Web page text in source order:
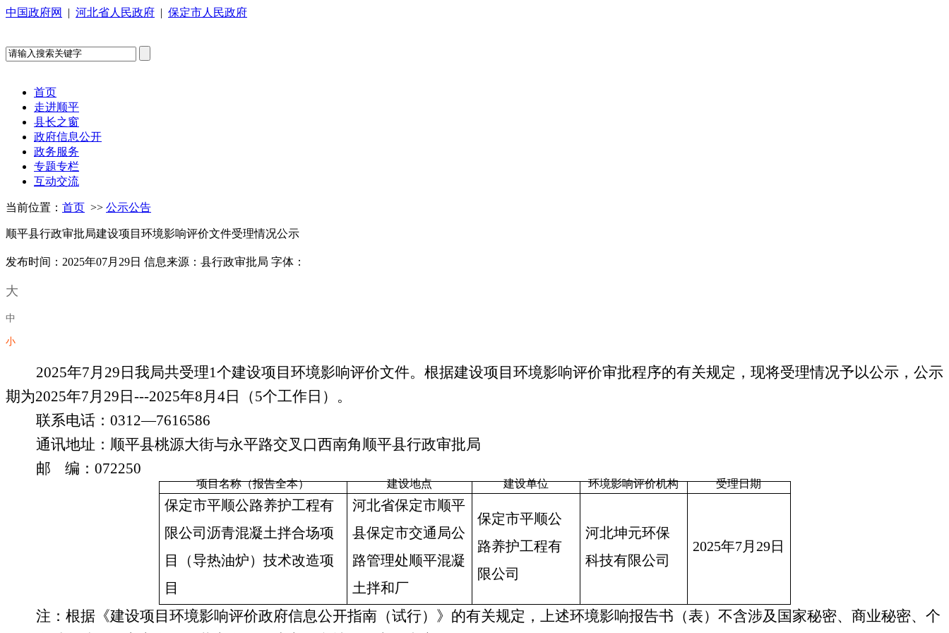
中国政府网 | 河北省人民政府 | 保定市人民政府
首页
走进顺平
县长之窗
政府信息公开
政务服务
专题专栏
互动交流
当前位置： 首页 >> 公示公告
顺平县行政审批局建设项目环境影响评价文件受理情况公示
发布时间：2025年07月29日 信息来源：县行政审批局 字体：
大
中
小
2025年7 月 29 日我局共受理1个建设项目环境影响评价文件。 根据建设项目环境影响评价审批程序的有关规定， 现将受理情况予以公示，公示
期为2025年7 月 29 日---2025年8 月 4日（5个工作日）。
联系电话：0312—7616586
通讯地址： 顺平县桃源大街与永平路交叉口西南角顺平县行政审批局
邮 编：072250
项目名称（报告全本） 建设地点 建设单位 环境影响评价机构 受理日期
保定市平顺公路养护工程有
限公司沥青混凝土拌合场项
目（导热油炉）技术改造项
目
河北省保定市顺平
县保定市交通局公
路管理处顺平混凝
土拌和厂
保定市平顺公
路养护工程有
限公司
河北坤元环保
科技有限公司
2025年7月29日
注：根据《建设项目环境影响评价政府信息公开指南（试行）》的有关规定，上述环境影响报告书（表）不含涉及国家秘密、商业秘密、个